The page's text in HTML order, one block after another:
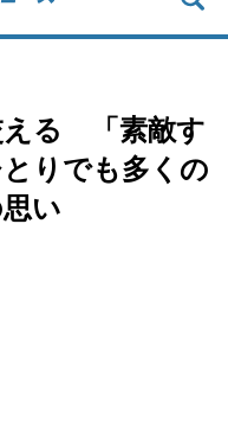
える 「素敵す
りでも多くの
い